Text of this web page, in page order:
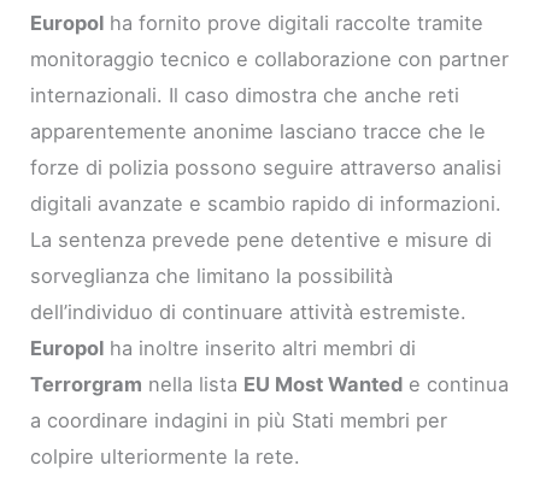
Europol ha fornito prove digitali raccolte tramite
monitoraggio tecnico e collaborazione con partner
internazionali. Il caso dimostra che anche reti
apparentemente anonime lasciano tracce che le
forze di polizia possono seguire attraverso analisi
digitali avanzate e scambio rapido di informazioni.
La sentenza prevede pene detentive e misure di
sorveglianza che limitano la possibilità
dell’individuo di continuare attività estremiste.
Europol ha inoltre inserito altri membri di
Terrorgram nella lista EU Most Wanted e continua
a coordinare indagini in più Stati membri per
colpire ulteriormente la rete.